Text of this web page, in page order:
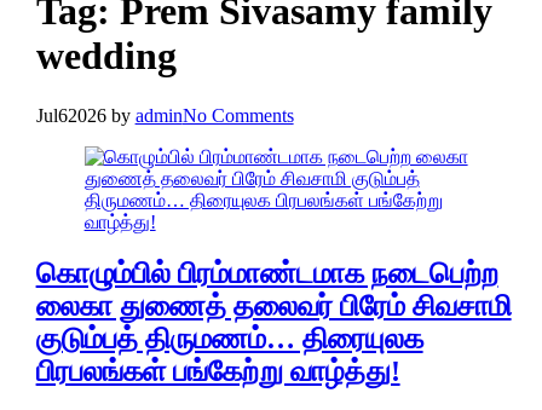
Tag: Prem Sivasamy family
wedding
Jul62026by adminNo Comments
கொழும்பில் பிரம்மாண்டமாக நடைபெற்ற
லைகா துணைத் தலைவர் பிரேம் சிவசாமி
குடும்பத் திருமணம்… திரையுலக
பிரபலங்கள் பங்கேற்று வாழ்த்து!